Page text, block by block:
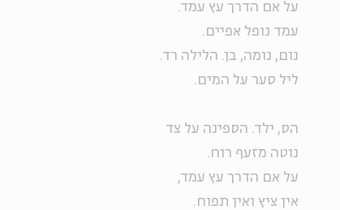
על אם הדרך עץ עמד.
עמד נופל אפיים.
נום, נומה, בן. הלילה רד.
ליל סער על המים.
הס, ילד. הספינה על צד
נוטה מזעף רוח.
על אם הדרך עץ עמד,
אין ציץ ואין תפוח.